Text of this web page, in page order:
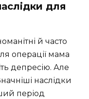
для
й часто
операції мама
депресію. Але
наслідки
період